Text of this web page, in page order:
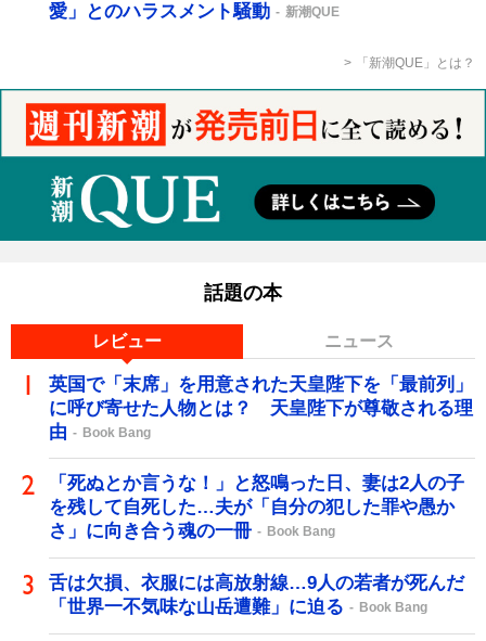
愛」とのハラスメント騒動
新潮QUE
「新潮QUE」とは？
話題の本
レビュー ニュース
英国で「末席」を用意された天皇陛下を「最前列」
に呼び寄せた人物とは？ 天皇陛下が尊敬される理
由
Book Bang
「死ぬとか言うな！」と怒鳴った日、妻は2人の子
を残して自死した…夫が「自分の犯した罪や愚か
さ」に向き合う魂の一冊
Book Bang
舌は欠損、衣服には高放射線…9人の若者が死んだ
「世界一不気味な山岳遭難」に迫る
Book Bang